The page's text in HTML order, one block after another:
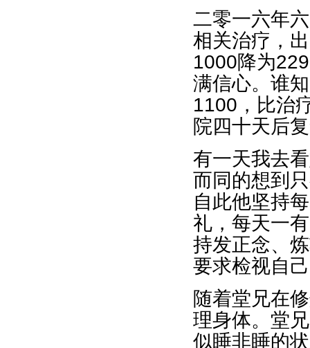
二零一六年
相关治疗，
1000降为
满信心。谁
1100，比治
院四十天后
有一天我去
而同的想到
自此他坚持
礼，每天一
持发正念、
要求检视自
随着堂兄在
理身体。堂
似睡非睡的